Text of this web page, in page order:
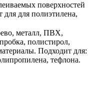
поверхностей
для полиэтилена,
металл, ПВХ,
полистирол,
Подходит для:
тефлона.